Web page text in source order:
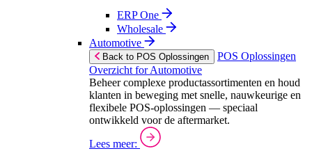
ERP One
Wholesale
Automotive
Back to POS Oplossingen
POS Oplossingen
Overzicht for Automotive
Beheer complexe productassortimenten en houd
klanten in beweging met snelle, nauwkeurige en
flexibele POS-oplossingen — speciaal
ontwikkeld voor de aftermarket.
Lees meer: